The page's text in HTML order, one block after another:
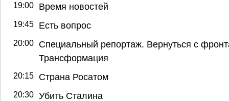
19:00 Время новостей
19:45 Есть вопрос
20:00
Специальный репортаж. Вернуться с
Трансформация
20:15 Страна Росатом
20:30 Убить Сталина